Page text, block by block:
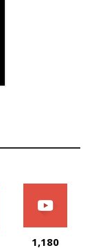
1,180